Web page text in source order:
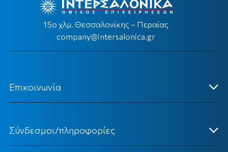
15ο χλμ. Θεσσαλονίκης – Περαίας
company@intersalonica.gr
Επικοινωνία
Σύνδεσμοι/πληροφορίες